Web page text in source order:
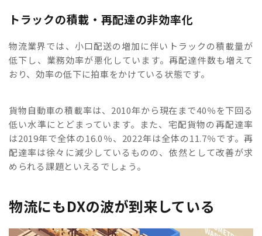
トラックの積載・再配達の非効率化
物流業界では、小口配送の増加に伴いトラックの積載量が
低下し、業務効率が悪化しています。再配達件数も増えて
おり、効率の低下に拍車をかけている状態です。
貨物自動車の積載率は、2010年から現在まで40％を下回る
低い水準にとどまっています。また、宅配貨物の再配達率
は2019年で全体の16.0％、2022年は全体の11.7％です。再
配達率は徐々に減少しているものの、依然として改善が求
められる課題といえるでしょう。
物流にもDXの波が到来している